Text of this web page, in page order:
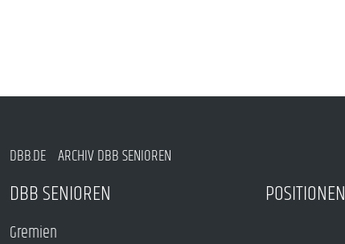
DBB.DE ARCHIV DBB SENIOREN
DBB SENIOREN
Gremien
POSITIONEN